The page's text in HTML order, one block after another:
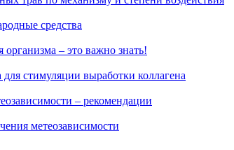
средства
– это важно знать!
для стимуляции выработки коллагена
– рекомендации
метеозависимости